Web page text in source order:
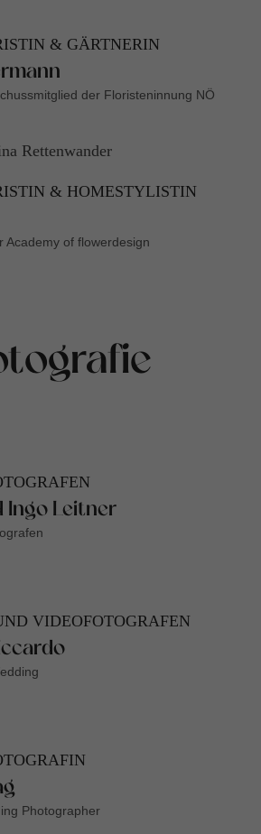
& GÄRTNERIN
der Floristeninnung NÖ
& HOMESTYLISTIN
Academy of flowerdesign
Ingo Leitner
VIDEOFOTOGRAFEN
Photographer